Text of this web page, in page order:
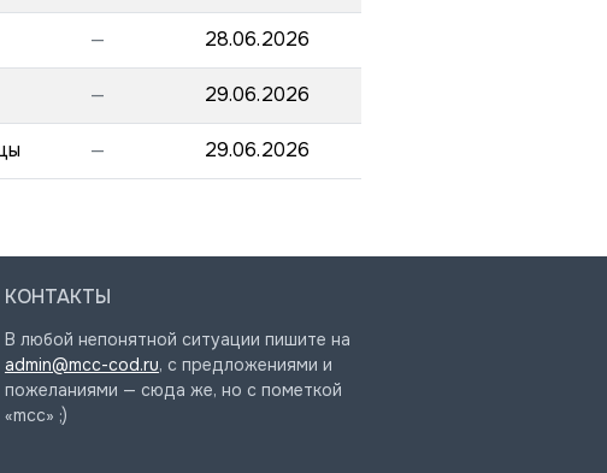
— 28.06.2026
— 29.06.2026
— 29.06.2026
КОНТАКТЫ
В любой непонятной ситуации пишите на
admin@mcc-cod.ru, с предложениями и
пожеланиями — сюда же, но с пометкой
«mcc» ;)